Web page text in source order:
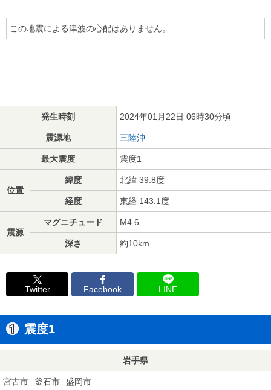
この地震による津波の心配はありません。
発生時刻 2024年01月22日 06時30分頃
震源地 三陸沖
最大震度 震度1
位置
緯度 北緯 39.8度
経度 東経 143.1度
震源
マグニチュード M4.6
深さ 約10km
Twitter Facebook LINE
震度1
岩手県
宮古市 釜石市 盛岡市